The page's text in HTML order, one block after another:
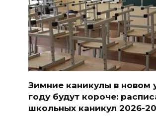
Зимние каникулы в новом
году будут короче:
школьных каникул 2026-